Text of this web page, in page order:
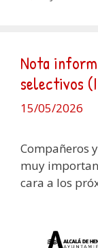
Nota
selectivos
15/05/2026
Compañeros
muy
cara a los